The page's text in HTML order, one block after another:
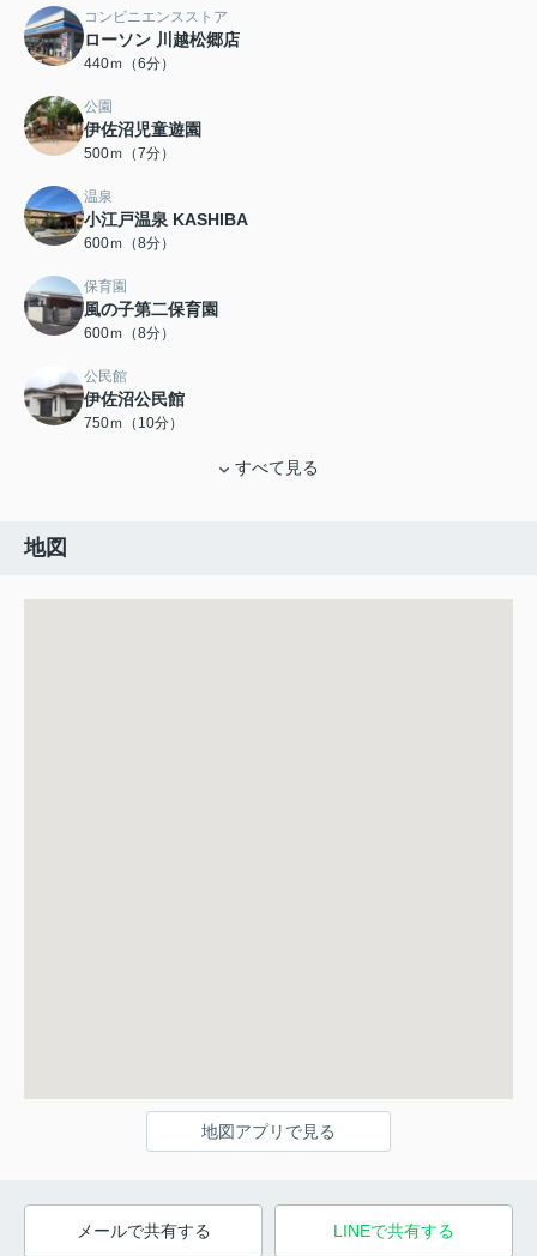
コンビニエンスストア
ローソン 川越松郷店
440ｍ（6分）
公園
伊佐沼児童遊園
500ｍ（7分）
温泉
小江戸温泉 KASHIBA
600ｍ（8分）
保育園
風の子第二保育園
600ｍ（8分）
公民館
伊佐沼公民館
750ｍ（10分）
すべて見る
地図
地図アプリで見る
メールで共有する LINEで共有する